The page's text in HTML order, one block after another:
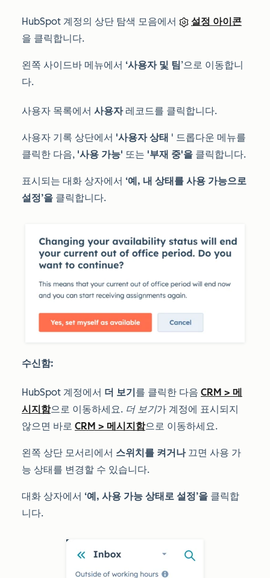
HubSpot 계정의 상단 탐색 모음에서
설정 아이콘
을 클릭합니다.
왼쪽 사이드바 메뉴에서 ‘사용자 및 팀’으로 이동합니
다.
사용자 목록에서 사용자레코드를 클릭합니다.
사용자 기록 상단에서 '사용자 상태 ' 드롭다운 메뉴를
클릭한 다음, '사용 가능' 또는 '부재 중'을 클릭합니다.
표시되는 대화 상자에서 ‘예, 내 상태를 사용 가능으로
설정’을 클릭합니다.
수신함:
HubSpot 계정에서 더 보기를 클릭한 다음 CRM > 메
시지함으로 이동하세요. 더 보기가 계정에 표시되지
않으면 바로 CRM > 메시지함으로 이동하세요.
왼쪽 상단 모서리에서 스위치를 켜거나 끄면 사용 가
능 상태를 변경할 수 있습니다.
대화 상자에서 ‘예, 사용 가능 상태로 설정’을 클릭합
니다.